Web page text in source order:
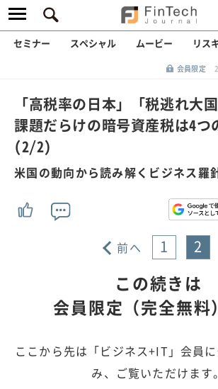
セミナー スペシャル ムービー リス
会員限定
「高税率の日本」「税逃れ大
課題だらけの暗号資産税は4つ
(2/2)
米国の動向から読み解くビジネス羅
前へ 1 2
この続きは
会員限定（完全無料
ここから先は「ビジネス+IT」会員
み、ご覧いただけます。